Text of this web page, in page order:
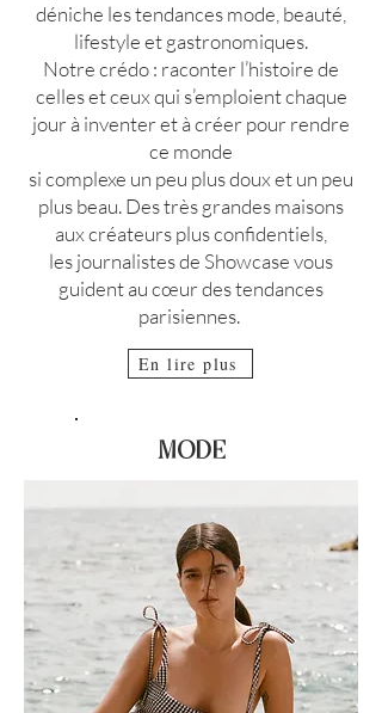
déniche les tendances mode, beauté,
lifestyle et gastronomiques.
Notre crédo : raconter l’histoire de
celles et ceux qui s’emploient chaque
jour à inventer et à créer pour rendre
ce monde
si complexe un peu plus doux et un peu
plus beau.Des très grandes maisons
aux créateurs plus confidentiels,
les journalistes de Showcase vous
guident au cœur des tendances
parisiennes.
En lire plus
MODE